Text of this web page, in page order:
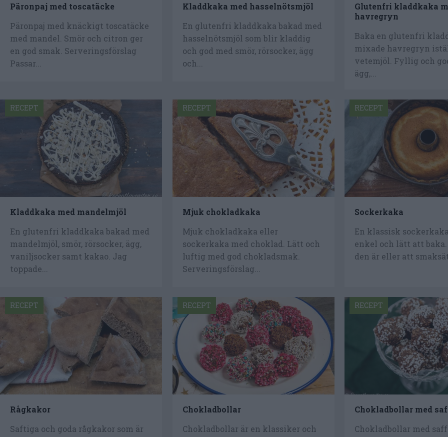
Päronpaj med toscatäcke
Päronpaj med knäckigt toscatäcke
med mandel. Smör och citron ger
en god smak. Serveringsförslag
Passar...
Kladdkaka med hasselnötsmjöl
En glutenfri kladdkaka bakad med
hasselnötsmjöl som blir kladdig
och god med smör, rörsocker, ägg
och...
Glutenfri kladdkaka
havregryn
Baka en glutenfri
mixade havregryn
vetemjöl. Fyllig och
ägg,...
Kladdkaka med mandelmjöl
En glutenfri kladdkaka bakad med
mandelmjöl, smör, rörsocker, ägg,
vaniljsocker samt kakao. Jag
toppade...
RECEPT
Mjuk chokladkaka
Mjuk chokladkaka eller
sockerkaka med choklad. Lätt och
luftig med god chokladsmak.
Serveringsförslag...
RECEPT
Sockerkaka
En klassisk
enkel och lätt att baka.
den är eller att
RECEPT
Rågkakor
Saftiga och goda rågkakor som är
RECEPT
Chokladbollar
Chokladbollar är en klassiker och
RECEPT
Chokladbollar med
Chokladbollar med
RECEPT